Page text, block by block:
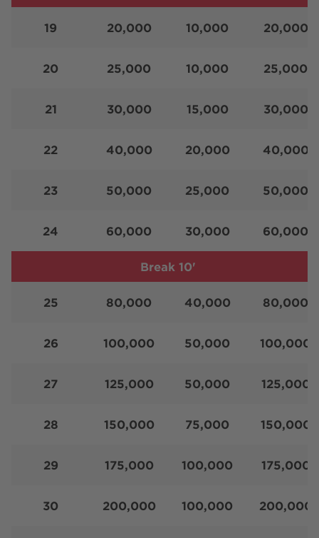
19 20,000 10,000 20,000
20 25,000 10,000 25,000
21 30,000 15,000 30,000
22 40,000 20,000 40,000
23 50,000 25,000 50,000
24 60,000 30,000 60,000
Break 10'
25 80,000 40,000 80,000
26 100,000 50,000 100,000
27 125,000 50,000 125,000
28 150,000 75,000 150,000
29 175,000 100,000 175,000
30 200,000 100,000 200,000